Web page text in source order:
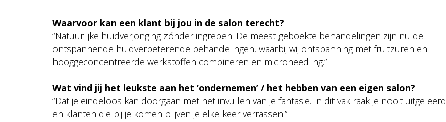
Waarvoor kan een klant bij jou in de salon terecht?
“Natuurlijke huidverjonging zónder ingrepen. De meest geboekte behandelingen zijn nu de
ontspannende huidverbeterende behandelingen, waarbij wij ontspanning met fruitzuren en
hooggeconcentreerde werkstoffen combineren en microneedling.”
Wat vind jij het leukste aan het ‘ondernemen’ / het hebben van een eigen salon?
“Dat je eindeloos kan doorgaan met het invullen van je fantasie. In dit vak raak je nooit uitgeleerd
en klanten die bij je komen blijven je elke keer verrassen.”